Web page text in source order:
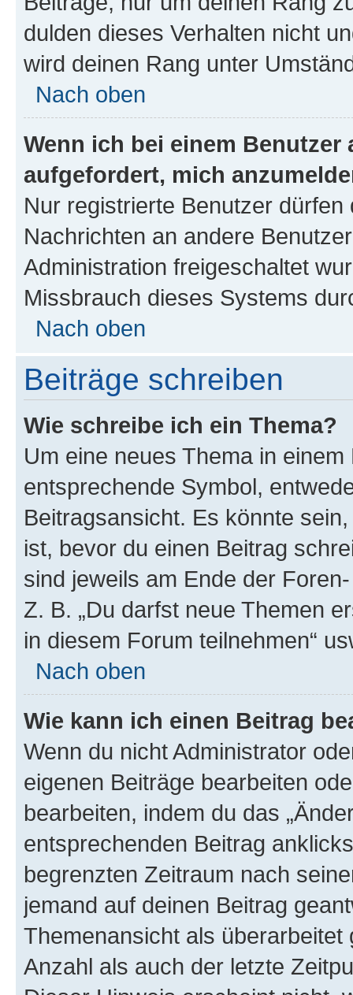
dulden dieses Verhalten nicht
wird deinen Rang unter
Nach oben
Wenn ich bei einem
aufgefordert, mich
Nur registrierte Benutzer
Nachrichten an andere
Administration freigeschaltet
Missbrauch dieses Systems
Nach oben
Beiträge schreiben
Wie schreibe ich ein Thema?
Um eine neues Thema in
entsprechende Symbol,
Beitragsansicht. Es könnte
ist, bevor du einen Beitrag
sind jeweils am Ende der
Z. B. „Du darfst neue Themen
in diesem Forum teilnehmen“
Nach oben
Wie kann ich einen Beitrag
Wenn du nicht Administrator
eigenen Beiträge bearbeiten
bearbeiten, indem du das
entsprechenden Beitrag
begrenzten Zeitraum nach
jemand auf deinen Beitrag
Themenansicht als
Anzahl als auch der letzte